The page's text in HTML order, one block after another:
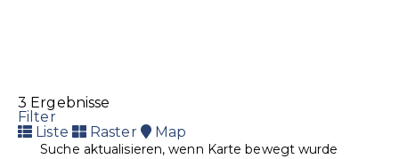
3 Ergebnisse
Filter
Liste
Raster Map
Suche aktualisieren, wenn Karte bewegt wurde